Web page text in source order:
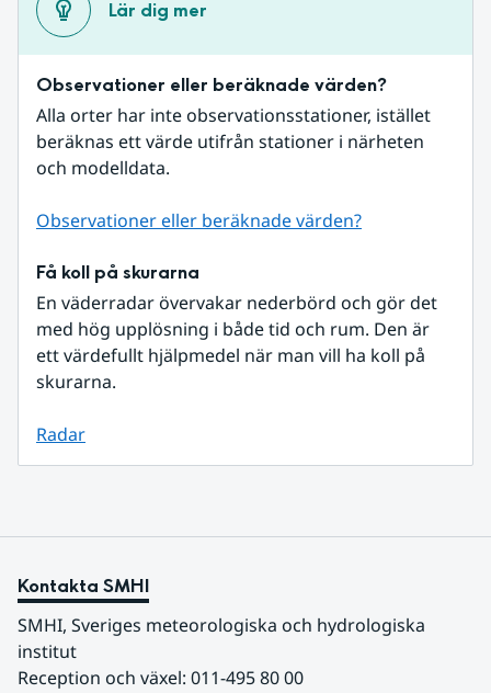
Lär dig mer
Observationer eller beräknade värden?
Alla orter har inte observationsstationer, istället
beräknas ett värde utifrån stationer i närheten
och modelldata.
Observationer eller beräknade värden?
Få koll på skurarna
En väderradar övervakar nederbörd och gör det
med hög upplösning i både tid och rum. Den är
ett värdefullt hjälpmedel när man vill ha koll på
skurarna.
Radar
Kontakta SMHI
SMHI, Sveriges meteorologiska och hydrologiska
institut
Reception och växel: 011-495 80 00